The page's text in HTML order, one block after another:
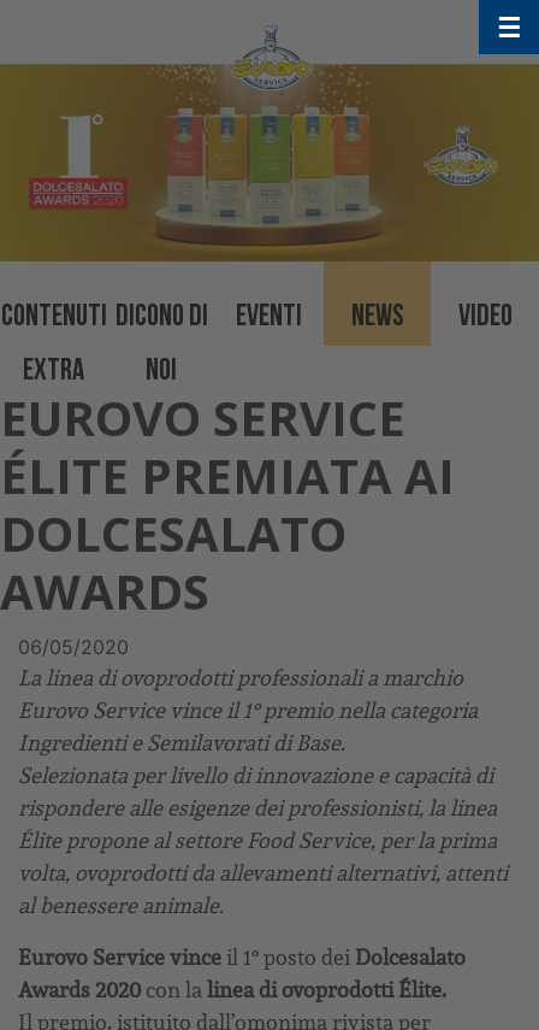
content
☰
CONTENUTI
EXTRA
DICONO DI
NOI
EVENTI NEWS VIDEO
EUROVO SERVICE
ÉLITE PREMIATA AI
DOLCESALATO
AWARDS
06/05/2020
La linea di ovoprodotti professionali a marchio
Eurovo Service vince il 1° premio nella categoria
Ingredienti e Semilavorati di Base.
Selezionata per livello di innovazione e capacità di
rispondere alle esigenze dei professionisti, la linea
Élite propone al settore Food Service, per la prima
volta, ovoprodotti da allevamenti alternativi, attenti
al benessere animale.
Eurovo Service vince il 1° posto dei Dolcesalato
Awards 2020 con la linea di ovoprodotti Élite.
Il premio, istituito dall’omonima rivista per